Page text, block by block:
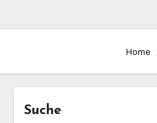
Home
Suche